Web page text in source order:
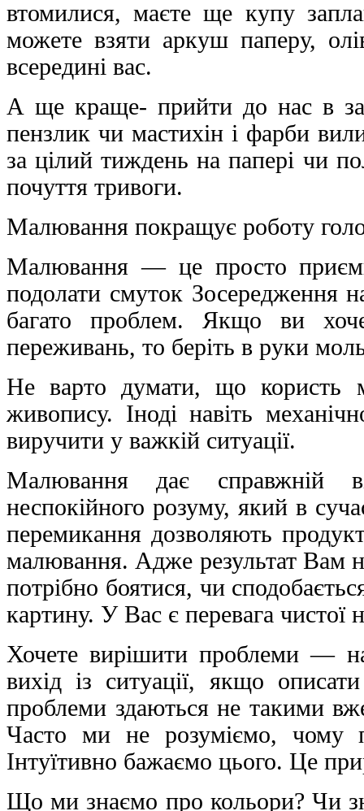
втомилися, маєте ще купу
можете взяти аркуш паперу,
всередині вас.
А ще краще- прийти до нас в
пензлик чи мастихін і фарби
за цілий тиждень на папері чи
почуття тривоги.
Малювання покращує роботу
Малювання — це просто
подолати смуток Зосередження
багато проблем. Якщо ви
переживань, то беріть в руки
Не варто думати, що користь
живопису. Іноді навіть
виручити у важкій ситуації.
Малювання дає справжній
неспокійного розуму, який в
перемикання дозволяють
малювання. Адже результат Вам
потрібно боятися, чи
картину. У Вас є перевага чистої
Хочете вирішити проблеми —
вихід із ситуації, якщо
проблеми здаються не такими
Часто ми не розуміємо, чому
Інтуїтивно бажаємо цього. Це
Що ми знаємо про кольори? Чи